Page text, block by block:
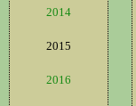
2014
2015
2016